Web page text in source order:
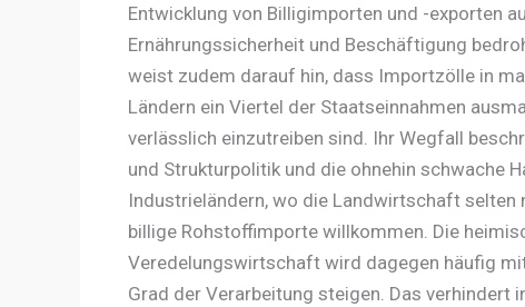
Entwicklung von Billigimporten und -exporten
Ernährungssicherheit und Beschäftigung
weist zudem darauf hin, dass Importzölle in
Ländern ein Viertel der Staatseinnahmen
verlässlich einzutreiben sind. Ihr Wegfall
und Strukturpolitik und die ohnehin schwache
Industrieländern, wo die Landwirtschaft
billige Rohstoffimporte willkommen. Die
Veredelungswirtschaft wird dagegen häufig
Grad der Verarbeitung steigen. Das verhindert